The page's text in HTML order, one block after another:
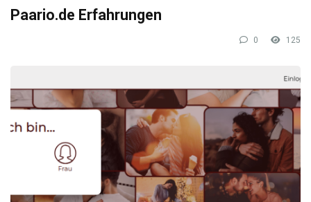
Paario.de Erfahrungen
0 125